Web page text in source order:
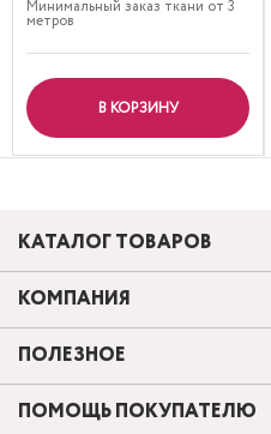
Минимальный заказ ткани от 3
метров
В КОРЗИНУ
КАТАЛОГ ТОВАРОВ
КОМПАНИЯ
ПОЛЕЗНОЕ
ПОМОЩЬ ПОКУПАТЕЛЮ